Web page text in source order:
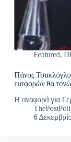
Featured,
Πάνος
εισφορών θα
Η αναφορά για
6